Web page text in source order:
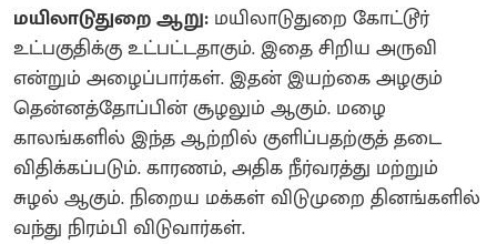
மயிலாடுதுறை ஆறு: மயிலாடுதுறை கோட்டூர்
உட்பகுதிக்கு உட்பட்டதாகும். இதை சிறிய அருவி
என்றும் அழைப்பார்கள். இதன் இயற்கை அழகும்
தென்னத்தோப்பின் சூழலும் ஆகும். மழை
காலங்களில் இந்த ஆற்றில் குளிப்பதற்குத் தடை
விதிக்கப்படும். காரணம், அதிக நீர்வரத்து மற்றும்
சுழல் ஆகும். நிறைய மக்கள் விடுமுறை தினங்களில்
வந்து நிரம்பி விடுவார்கள்.